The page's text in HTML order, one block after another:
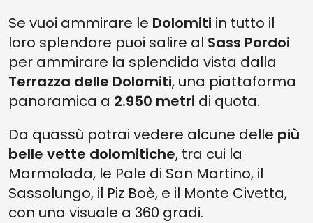
Se vuoi ammirare le Dolomiti in tutto il
loro splendore puoi salire al Sass Pordoi
per ammirare la splendida vista dalla
Terrazza delle Dolomiti, una piattaforma
panoramica a 2.950 metri di quota.
Da quassù potrai vedere alcune delle più
belle vette dolomitiche, tra cui la
Marmolada, le Pale di San Martino, il
Sassolungo, il Piz Boè, e il Monte Civetta,
con una visuale a 360 gradi.